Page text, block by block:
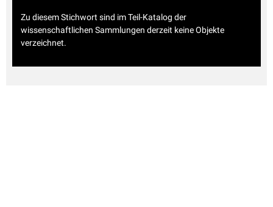
Zu diesem Stichwort sind im Teil-Katalog der
wissenschaftlichen Sammlungen derzeit keine Objekte
verzeichnet.